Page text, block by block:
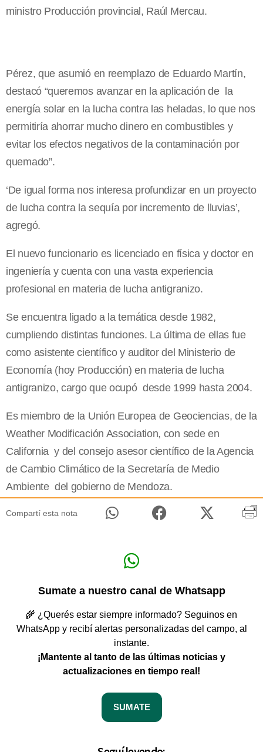
ministro Producción provincial, Raúl Mercau.
Pérez, que asumió en reemplazo de Eduardo Martín,
destacó “queremos avanzar en la aplicación de la
energía solar en la lucha contra las heladas, lo que nos
permitiría ahorrar mucho dinero en combustibles y
evitar los efectos negativos de la contaminación por
quemado”.
‘De igual forma nos interesa profundizar en un proyecto
de lucha contra la sequía por incremento de lluvias’,
agregó.
El nuevo funcionario es licenciado en física y doctor en
ingeniería y cuenta con una vasta experiencia
profesional en materia de lucha antigranizo.
Se encuentra ligado a la temática desde 1982,
cumpliendo distintas funciones. La última de ellas fue
como asistente científico y auditor del Ministerio de
Economía (hoy Producción) en materia de lucha
antigranizo, cargo que ocupó desde 1999 hasta 2004.
Es miembro de la Unión Europea de Geociencias, de la
Weather Modificación Association, con sede en
California y del consejo asesor científico de la Agencia
de Cambio Climático de la Secretaría de Medio
Ambiente del gobierno de Mendoza.
Compartí esta nota
Sumate a nuestro canal de Whatsapp
🌾 ¿Querés estar siempre informado? Seguinos en
WhatsApp y recibí alertas personalizadas del campo, al
instante.
¡Mantente al tanto de las últimas noticias y
actualizaciones en tiempo real!
SUMATE